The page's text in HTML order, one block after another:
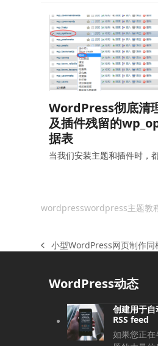
WordPress彻底清
及插件残留的
据表
当我们安装主题和插件时，
wordpresswordpress主题教
上小型WordPress网页制作同
WordPress动态
创建用于
RSS feed
如果您正